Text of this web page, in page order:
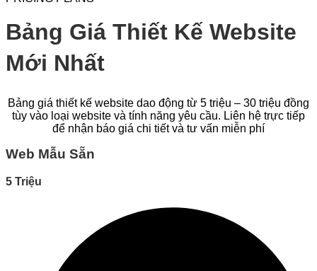
Bảng Giá Thiết Kế Website
Mới Nhất
Bảng giá thiết kế website dao động từ 5 triệu – 30 triệu đồng
tùy vào loại website và tính năng yêu cầu. Liên hệ trực tiếp
để nhận báo giá chi tiết và tư vấn miễn phí
Web Mẫu Sẵn
5 Triệu